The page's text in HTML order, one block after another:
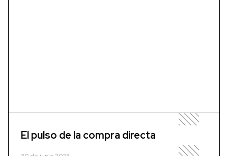
El pulso de la compra directa